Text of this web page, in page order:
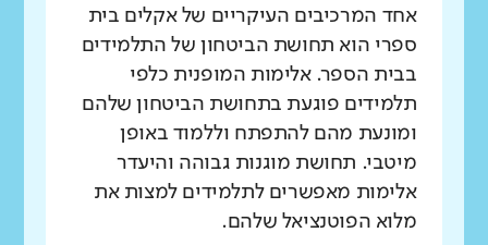
אחד המרכיבים העיקריים של אקלים בית
ספרי הוא תחושת הביטחון של התלמידים
בבית הספר. אלימות המופנית כלפי
תלמידים פוגעת בתחושת הביטחון שלהם
ומונעת מהם להתפתח וללמוד באופן
מיטבי. תחושת מוגנות גבוהה והיעדר
אלימות מאפשרים לתלמידים למצות את
מלוא הפוטנציאל שלהם.